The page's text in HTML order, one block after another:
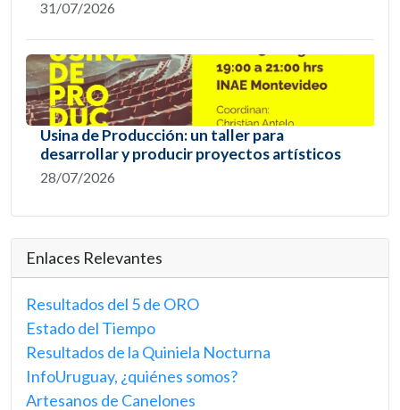
31/07/2026
Usina de Producción: un taller para
desarrollar y producir proyectos artísticos
28/07/2026
Enlaces Relevantes
Resultados del 5 de ORO
Estado del Tiempo
Resultados de la Quiniela Nocturna
InfoUruguay, ¿quiénes somos?
Artesanos de Canelones